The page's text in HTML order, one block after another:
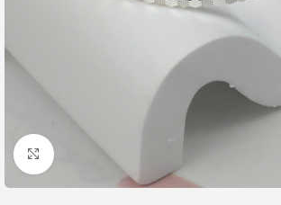
Nhấp để phóng to